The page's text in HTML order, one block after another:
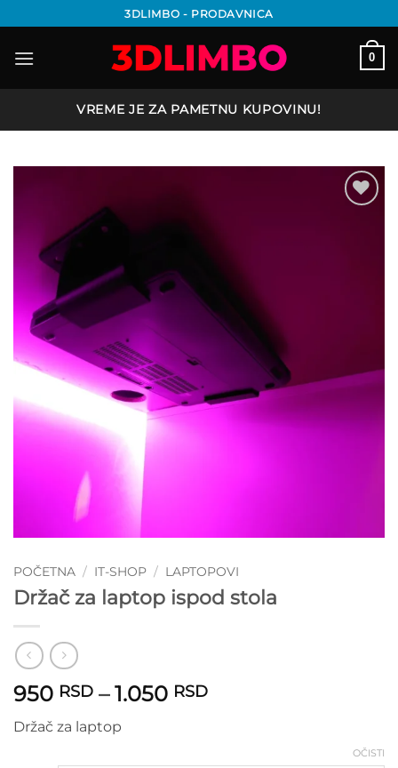
na
sadržaj
3DLIMBO - PRODAVNICA
0
VREME JE ZA PAMETNU KUPOVINU!
POČETNA / IT-SHOP / LAPTOPOVI
Držač za laptop ispod stola
950 RSD – 1.050 RSDRaspon
Držač za laptop
OČISTI